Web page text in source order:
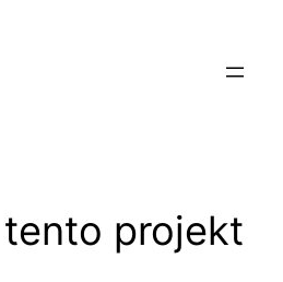
projekt